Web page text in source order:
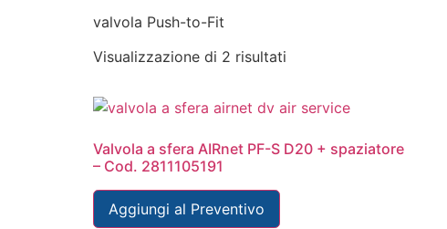
valvola Push-to-Fit
Visualizzazione di 2 risultati
Valvola a sfera AIRnet PF-S D20 + spaziatore
– Cod. 2811105191
Aggiungi al Preventivo